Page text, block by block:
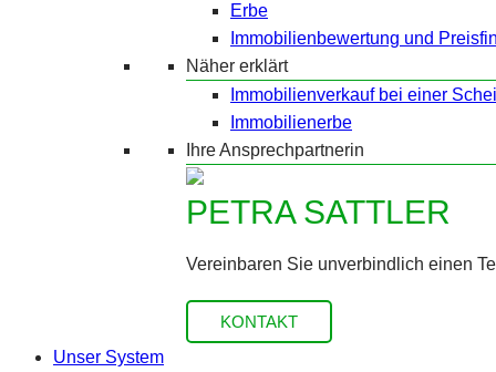
Erbe
Immobilienbewertung und
Näher erklärt
Immobilienverkauf bei einer
Immobilienerbe
Ihre Ansprechpartnerin
PETRA SATTLER
Vereinbaren Sie unverbindlich einen
KONTAKT
Unser System